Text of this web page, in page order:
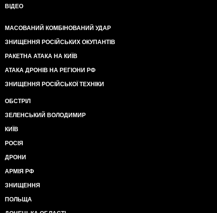
ВІДЕО
МАСОВАНИЙ КОМБІНОВАНИЙ УДАР
ЗНИЩЕННЯ РОСІЙСЬКИХ ОКУПАНТІВ
РАКЕТНА АТАКА НА КИЇВ
АТАКА ДРОНІВ НА РЕГІОНИ РФ
ЗНИЩЕННЯ РОСІЙСЬКОЇ ТЕХНІКИ
ОБСТРІЛ
ЗЕЛЕНСЬКИЙ ВОЛОДИМИР
КИЇВ
РОСІЯ
ДРОНИ
АРМІЯ РФ
ЗНИЩЕННЯ
ПОЛЬЩА